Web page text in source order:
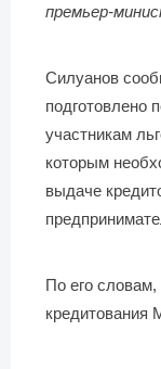
премьер-
Силуанов
подготовлено
участникам
которым
выдаче
По его словам,
кредитования